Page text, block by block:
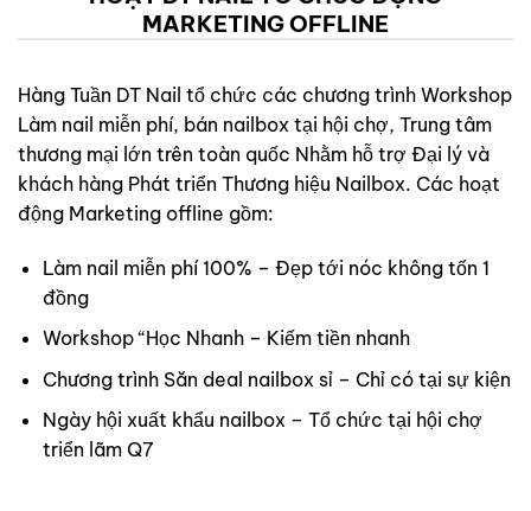
MARKETING OFFLINE
Hàng Tuần DT Nail tổ chức các chương trình Workshop
Làm nail miễn phí, bán nailbox tại hội chợ, Trung tâm
thương mại lớn trên toàn quốc Nhằm hỗ trợ Đại lý và
khách hàng Phát triển Thương hiệu Nailbox. Các hoạt
động Marketing offline gồm:
Làm nail miễn phí 100% – Đẹp tới nóc không tốn 1
đồng
Workshop “Học Nhanh – Kiếm tiền nhanh
Chương trình Săn deal nailbox sỉ – Chỉ có tại sự kiện
Ngày hội xuất khẩu nailbox – Tổ chức tại hội chợ
triển lãm Q7